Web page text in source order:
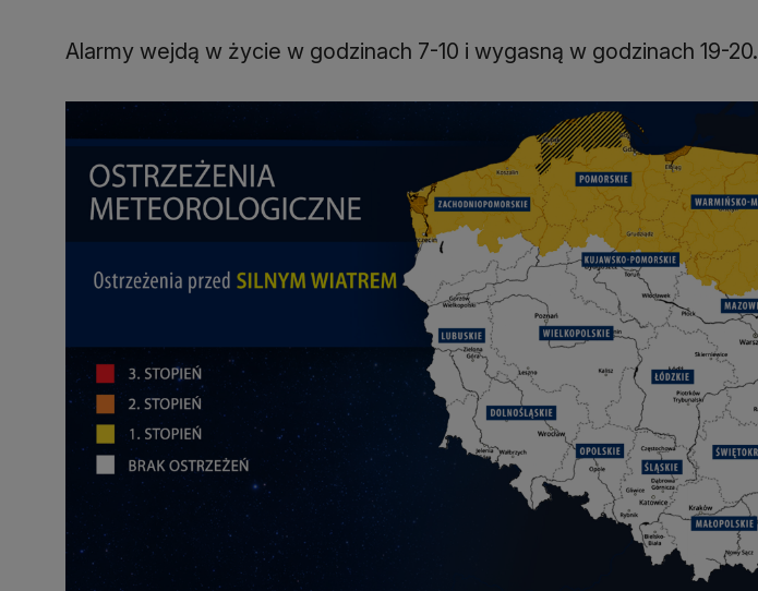
Alarmy wejdą w życie w godzinach 7-10 i wygasną w godzinach 19-20.